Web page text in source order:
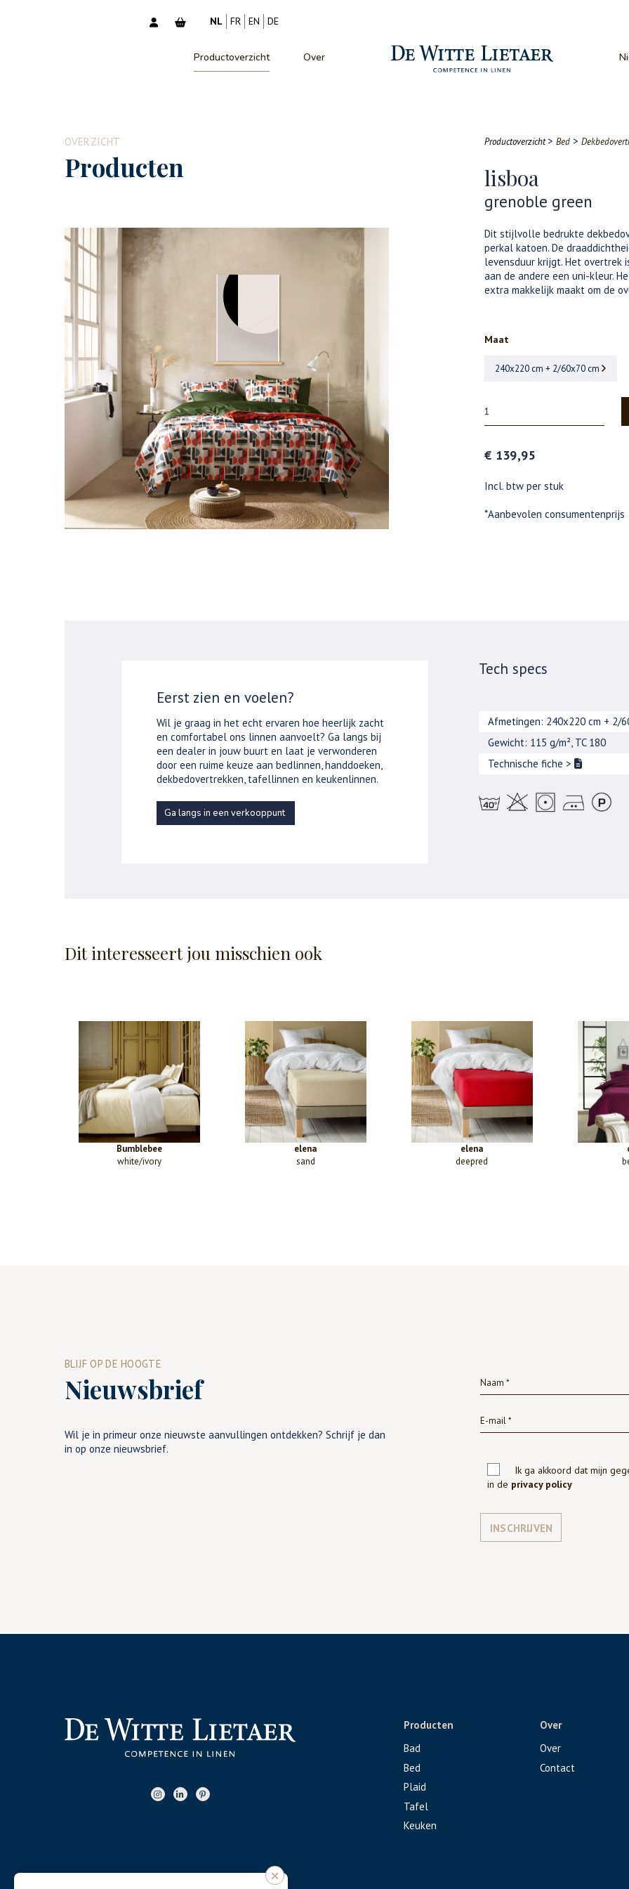
NL FR EN DE
Productoverzicht Over
OVERZICHT
Producten
Productoverzicht > Bed >
lisboa
grenoble green
Dit stijlvolle bedrukte
perkal katoen. De
levensduur krijgt. Het overtrek
aan de andere een uni-kleur.
extra makkelijk maakt om de
Maat
240x220 cm + 2/60x70 cm
€ 139,95
Incl. btw per stuk
*Aanbevolen consumentenprijs
Eerst zien en voelen?
Wil je graag in het echt ervaren hoe heerlijk zacht
en comfortabel ons linnen aanvoelt? Ga langs bij
een dealer in jouw buurt en laat je verwonderen
door een ruime keuze aan bedlinnen, handdoeken,
dekbedovertrekken, tafellinnen en keukenlinnen.
Ga langs in een verkooppunt
Tech specs
Afmetingen: 240x220 cm + 2/
Gewicht: 115 g/m², TC 180
Technische fiche >
Dit interesseert jou misschien ook
Bumblebee
white/ivory
elena
sand
elena
deepred
BLIJF OP DE HOOGTE
Nieuwsbrief
Wil je in primeur onze nieuwste aanvullingen ontdekken? Schrijf je dan
in op onze nieuwsbrief.
Ik ga akkoord dat mijn
in de privacy policy
INSCHRIJVEN
Producten
Bad
Bed
Plaid
Tafel
Keuken
Over
Over
Contact